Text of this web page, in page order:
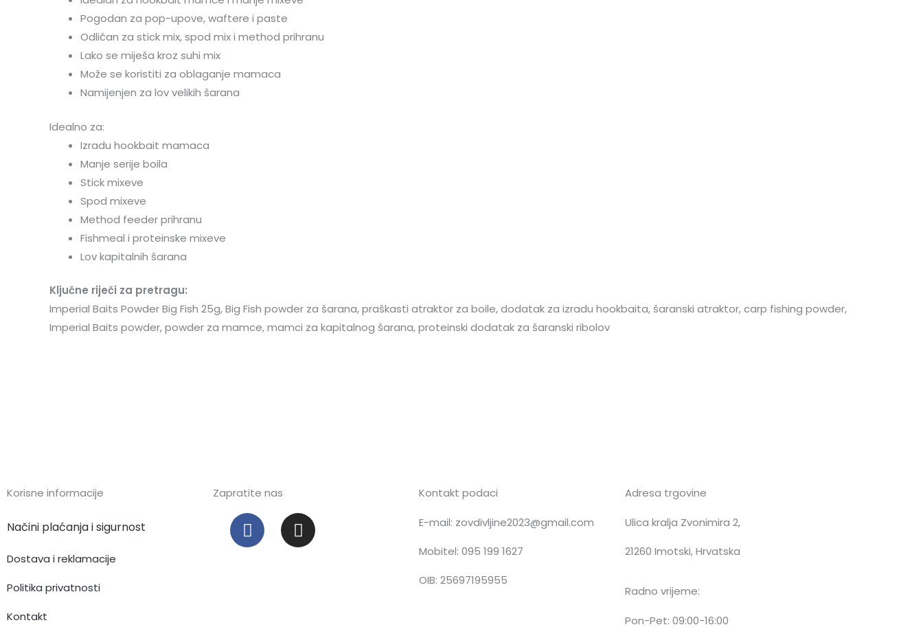
Pogodan za pop-upove, waftere i paste
Odličan za stick mix, spod mix i method prihranu
Lako se miješa kroz suhi mix
Može se koristiti za oblaganje mamaca
Namijenjen za lov velikih šarana
Idealno za:
Izradu hookbait mamaca
Manje serije boila
Stick mixeve
Spod mixeve
Method feeder prihranu
Fishmeal i proteinske mixeve
Lov kapitalnih šarana
Ključne riječi za pretragu:
Imperial Baits Powder Big Fish 25g, Big Fish powder za šarana, praškasti atraktor za boile, dodatak za izradu hookbaita, šaranski atraktor, carp fishing powder,
Imperial Baits powder, powder za mamce, mamci za kapitalnog šarana, proteinski dodatak za šaranski ribolov
Korisne informacije
Načini plaćanja i sigurnost
Dostava i reklamacije
Politika privatnosti
Kontakt
Zapratite nas
F
a
c
I
n
s
Kontakt podaci
E-mail: zovdivljine2023@gmail.com
Mobitel: 095 199 1627
OIB: 25697195955
Adresa trgovine
Ulica kralja Zvonimira 2,
21260 Imotski, Hrvatska
Radno vrijeme:
Pon-Pet: 09:00-16:00